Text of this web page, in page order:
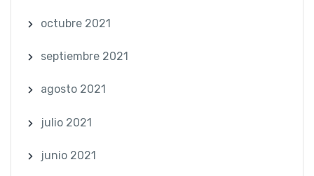
octubre 2021
septiembre 2021
agosto 2021
julio 2021
junio 2021